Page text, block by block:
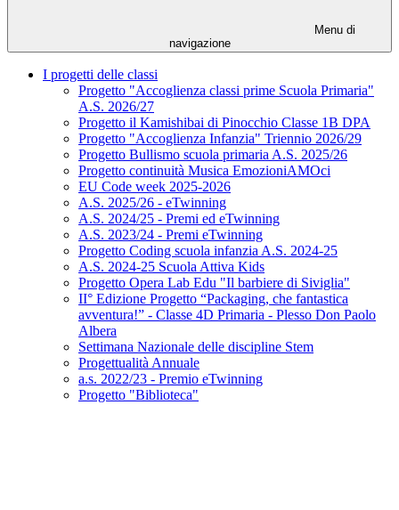
Menu di
navigazione
I progetti delle classi
Progetto "Accoglienza classi prime Scuola Primaria"
A.S. 2026/27
Progetto il Kamishibai di Pinocchio Classe 1B DPA
Progetto "Accoglienza Infanzia" Triennio 2026/29
Progetto Bullismo scuola primaria A.S. 2025/26
Progetto continuità Musica EmozioniAMOci
EU Code week 2025-2026
A.S. 2025/26 - eTwinning
A.S. 2024/25 - Premi ed eTwinning
A.S. 2023/24 - Premi eTwinning
Progetto Coding scuola infanzia A.S. 2024-25
A.S. 2024-25 Scuola Attiva Kids
Progetto Opera Lab Edu "Il barbiere di Siviglia"
II° Edizione Progetto “Packaging, che fantastica
avventura!” - Classe 4D Primaria - Plesso Don Paolo
Albera
Settimana Nazionale delle discipline Stem
Progettualità Annuale
a.s. 2022/23 - Premio eTwinning
Progetto "Biblioteca"